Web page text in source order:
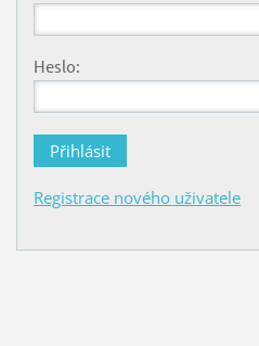
Heslo:
Registrace nového uživatele